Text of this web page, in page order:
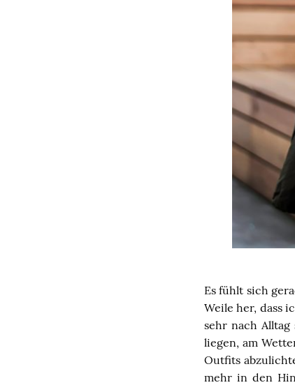
Es fühlt sich
Weile her, dass
sehr nach
liegen, am
Outfits
mehr in den